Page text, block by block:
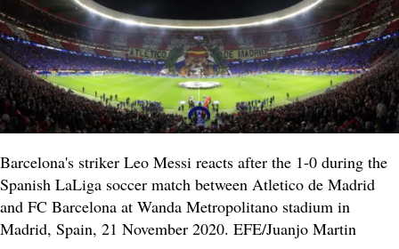
Barcelona's striker Leo Messi reacts after the 1-0 during the
Spanish LaLiga soccer match between Atletico de Madrid
and FC Barcelona at Wanda Metropolitano stadium in
Madrid, Spain, 21 November 2020. EFE/Juanjo Martin